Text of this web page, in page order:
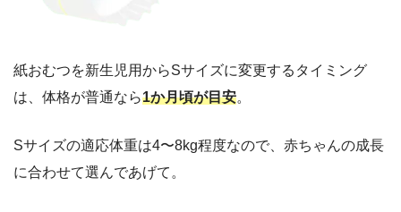
紙おむつを新生児用からSサイズに変更するタイミング
は、体格が普通なら1か月頃が目安。
Sサイズの適応体重は4〜8kg程度なので、赤ちゃんの成長
に合わせて選んであげて。